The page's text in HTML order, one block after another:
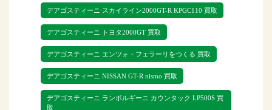
和、アイアンマン、ミニれアムファルコ
ンなど人気のキャラクターや乗り物など
が多く商品化されています。
そんな人気のデアゴスティーニをリトル
ゲージでは高価買取を行っております。
デアゴスティーニ スカイライン2000GT-R KPGC110 買取
デアゴスティーニ トヨタ2000GT 買取
デアゴスティーニ エンツォ・フェラーリをつくる 買取
デアゴスティーニ NISSAN GT-R nismo 買取
デアゴスティーニ ランボルギーニ カウンタック LP500S 買
取